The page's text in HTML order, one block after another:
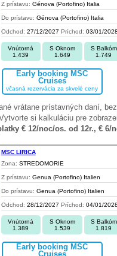
Z prístavu: Génova (Portofino) Italia
Do prístavu: Génova (Portofino) Italia
Odchod: 27/12/2027 Príchod: 03/01/2028
Vnútorná
1.439
S Oknom
1.649
S Balkóm
1.749
Early booking MSC
Cruises
včasná rezervácia za skvelé ceny
vrátane prístavných daní,
si kalkuláciu pre
€ 12/noc/os. od 12r., € 6/
MSC LIRICA
Zona: STREDOMORIE
Z prístavu: Genua (Portofino) Italien
Do prístavu: Genua (Portofino) Italien
Odchod: 28/12/2027 Príchod: 04/01/2028
Vnútorná
1.389
S Oknom
1.539
S Balkóm
1.819
Early booking MSC
Cruises